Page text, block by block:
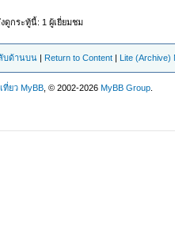
ดูกระทู้นี้: 1 ผู้เยี่ยมชม
บด้านบน | Return to Content | Lite (Archive)
ที่ยว MyBB , © 2002-2026MyBB Group